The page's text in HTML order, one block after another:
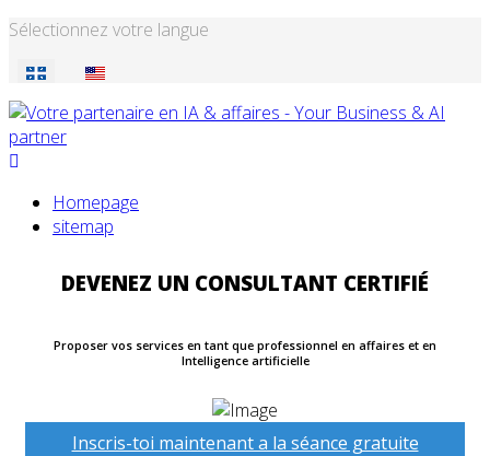
Sélectionnez votre langue
Homepage
sitemap
DEVENEZ UN CONSULTANT CERTIFIÉ
Proposer vos services en tant que professionnel en affaires et en
Intelligence artificielle
Inscris-toi maintenant a la séance gratuite